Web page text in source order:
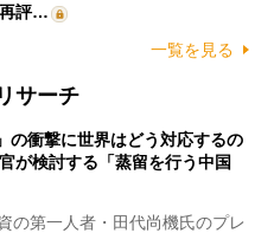
評…
一覧を見る
サーチ
の衝撃に世界はどう対応するの
が検討する「蒸留を行う中国
第一人者・田代尚機氏のプレ